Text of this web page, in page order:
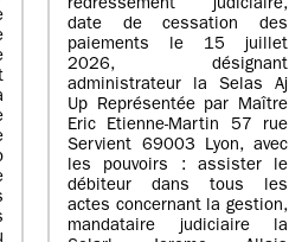
redressement judiciaire,
date de cessation des
paiements le 15 juillet
2026, désignant
administrateur la Selas Aj
Up Représentée par Maître
Eric Etienne-Martin 57 rue
Servient 69003 Lyon, avec
les pouvoirs : assister le
débiteur dans tous les
actes concernant la gestion,
mandataire judiciaire la